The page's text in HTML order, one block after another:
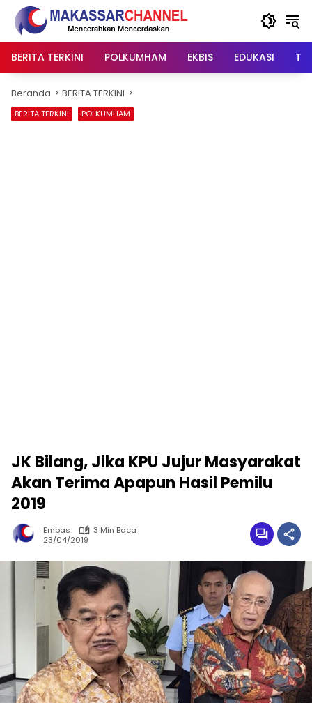
Langsung
konten
BERITA TERKINI
POLKUMHAM EKBIS EDUKASI
Beranda BERITA TERKINI
BERITA TERKINI POLKUMHAM
JK Bilang, Jika KPU Jujur Masyarakat
Akan Terima Apapun Hasil Pemilu
2019
Embas
3 Min Baca
23/04/2019